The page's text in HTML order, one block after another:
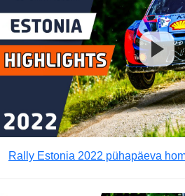
Rally Estonia 2022 pühapäeva